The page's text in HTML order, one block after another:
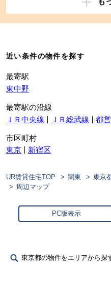
近い条件の物件を探す
最寄駅
東中野
最寄駅の沿線
ＪＲ中央線
ＪＲ総武線 都
市区町村
東京
新宿区
UR賃貸住宅TOP 関東 東京
周辺マップ
PC版表示
東京都の物件をエリアから探